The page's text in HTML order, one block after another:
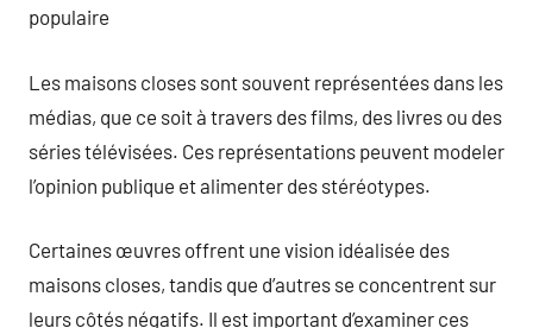
populaire
Les maisons closes sont souvent représentées dans les
médias, que ce soit à travers des films, des livres ou des
séries télévisées. Ces représentations peuvent modeler
l’opinion publique et alimenter des stéréotypes.
Certaines œuvres offrent une vision idéalisée des
maisons closes, tandis que d’autres se concentrent sur
leurs côtés négatifs. Il est important d’examiner ces